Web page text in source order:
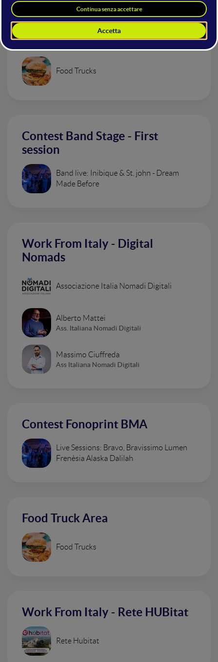
Food Truck Area
Food Trucks
Contest Band Stage - First
session
Band live: Inibique & St. john - Dream
Made Before
Work From Italy - Digital
Nomads
Associazione Italia Nomadi Digitali
Alberto Mattei
Ass. Italiana Nomadi Digitali
Massimo Ciuffreda
Ass Italiana Nomadi Digitali
Contest Fonoprint BMA
Live Sessions: Bravo, Bravissimo Lumen
Frenèsia Alaska Dalilah
Food Truck Area
Food Trucks
Work From Italy - Rete HUBitat
Rete Hubitat